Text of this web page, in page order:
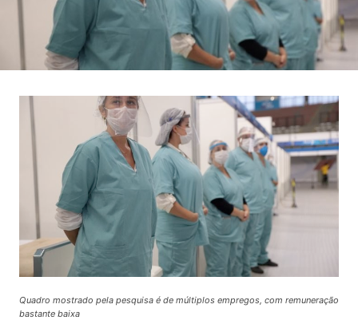
Quadro mostrado pela pesquisa é de múltiplos empregos, com remuneração
bastante baixa